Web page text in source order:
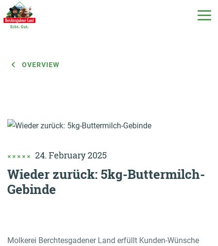
DE EN
Our dairy
GO TO LOGIN AREA
OVERVIEW
24. February 2025
Wieder zurück: 5kg-Buttermilch-
Gebinde
Molkerei Berchtesgadener Land erfüllt Kunden-Wünsche